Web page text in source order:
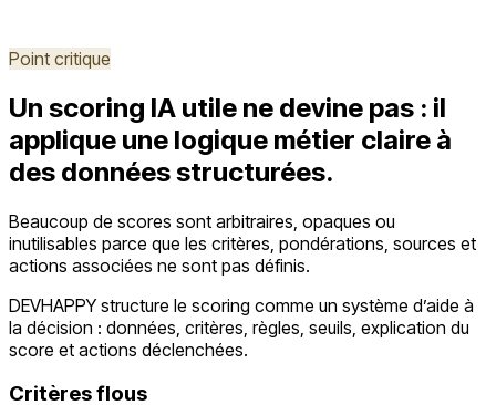
Point critique
Un scoring IA utile ne devine pas : il
applique une logique métier claire à
des données structurées.
Beaucoup de scores sont arbitraires, opaques ou
inutilisables parce que les critères, pondérations, sources et
actions associées ne sont pas définis.
DEVHAPPY structure le scoring comme un système d’aide à
la décision : données, critères, règles, seuils, explication du
score et actions déclenchées.
Critères flous